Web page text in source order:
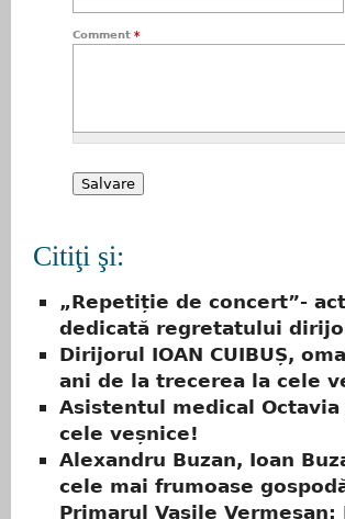
Comment *
Citiţi şi:
„Repetiție de concert”-
dedicată regretatului
Dirijorul IOAN CUIBUȘ,
ani de la trecerea la cele
Asistentul medical
cele veșnice!
Alexandru Buzan, Ioan
cele mai frumoase
Primarul Vasile